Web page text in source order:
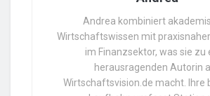
Andrea kombiniert
Wirtschaftswissen mit
im Finanzsektor, was sie zu
herausragenden Autorin
Wirtschaftsvision.de macht. Ihre